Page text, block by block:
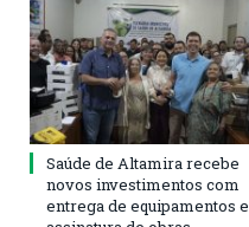
Saúde de Altamira recebe
novos investimentos com
entrega de equipamentos e